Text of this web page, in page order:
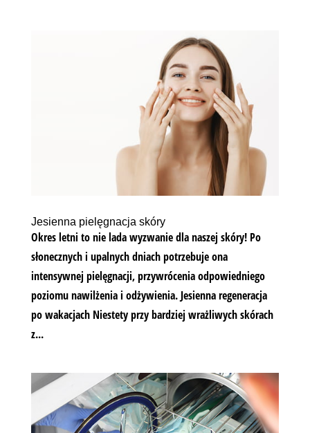
Jesienna pielęgnacja skóry
Okres letni to nie lada wyzwanie dla naszej skóry! Po
słonecznych i upalnych dniach potrzebuje ona
intensywnej pielęgnacji, przywrócenia odpowiedniego
poziomu nawilżenia i odżywienia. Jesienna regeneracja
po wakacjach Niestety przy bardziej wrażliwych skórach
z...